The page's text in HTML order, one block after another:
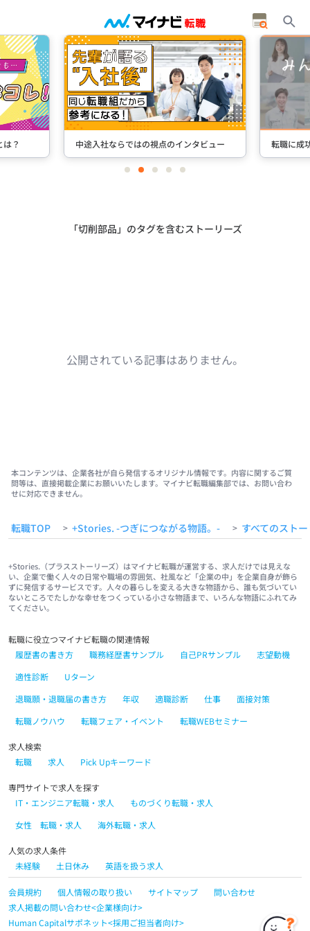
？ 中途入社ならではの視点のインタビュー 転職に成
itemitemitemitemitem
「切削部品」のタグを含むストーリーズ
公開されている記事はありません。
本コンテンツは、企業各社が自ら発信するオリジナル情報です。内容に関するご質
問等は、直接掲載企業にお願いいたします。マイナビ転職編集部では、お問い合わ
せに対応できません。
転職TOP > +Stories. -つぎにつながる物語。- > すべてのスト
+Stories.（プラスストーリーズ）はマイナビ転職が運営する、求人だけでは見えな
い、企業で働く人々の日常や職場の雰囲気、社風など「企業の中」を企業自身が飾ら
ずに発信するサービスです。人々の暮らしを変える大きな物語から、誰も気づいてい
ないところでたしかな幸せをつくっている小さな物語まで、いろんな物語にふれてみ
てください。
転職に役立つマイナビ転職の関連情報
履歴書の書き方
職務経歴書サンプル 自己PRサンプル
志望動機
適性診断
Uターン
退職願・退職届の書き方
年収 適職診断 仕事
面接対策
転職ノウハウ
転職フェア・イベント 転職WEBセミナー
求人検索
転職
求人 Pick Upキーワード
専門サイトで求人を探す
IT・エンジニア転職・求人
ものづくり転職・求人
女性 転職・求人
海外転職・求人
人気の求人条件
未経験
土日休み 英語を扱う求人
会員規約 個人情報の取り扱い サイトマップ
問い合わせ
求人掲載の問い合わせ<企業様向け>
Human Capitalサポネット<採用ご担当者向け>